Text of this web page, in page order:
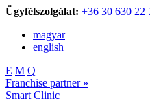
Ügyfélszolgálat: +36 30 630 22
magyar
english
E M Q
Franchise partner »
Smart Clinic